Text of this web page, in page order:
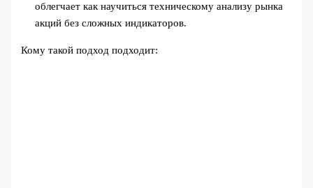
облегчает как научиться техническому анализу рынка
акций без сложных индикаторов.
Кому такой подход подходит: